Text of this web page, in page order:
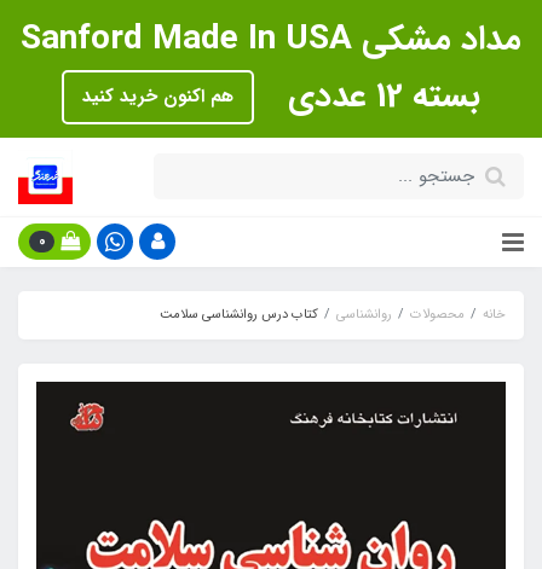
مداد مشکی Sanford Made In USA
بسته 12 عددی
هم اکنون خرید کنید
0
خانه محصولات روانشناسی کتاب درس روانشناسی سلامت